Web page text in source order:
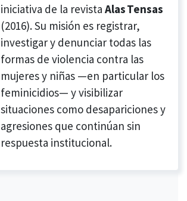
iniciativa de la revista Alas Tensas
(2016). Su misión es registrar,
investigar y denunciar todas las
formas de violencia contra las
mujeres y niñas —en particular los
feminicidios— y visibilizar
situaciones como desapariciones y
agresiones que continúan sin
respuesta institucional.